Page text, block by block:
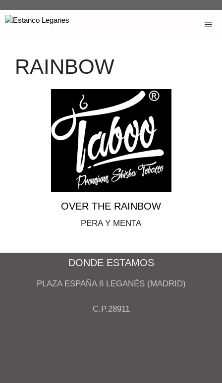
RAINBOW
OVER THE RAINBOW
PERA Y MENTA
DONDE ESTAMOS
PLAZA ESPAÑA 8 LEGANÉS (MADRID)
C.P.28911